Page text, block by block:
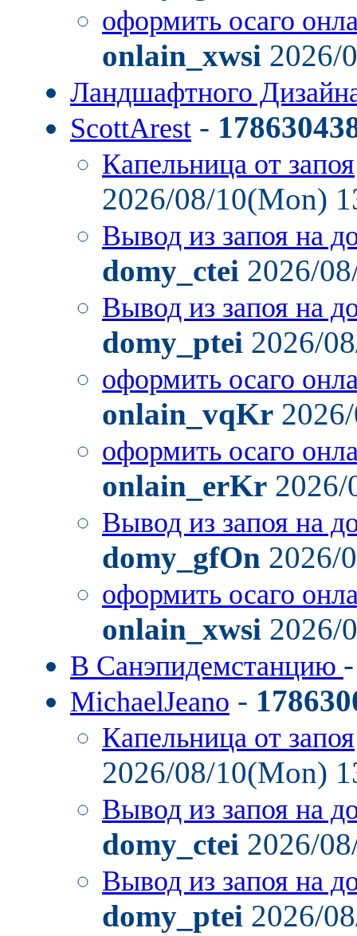
оформить осаго
onlain_xwsi 2026/
Ландшафтного
ScottArest -
Капельница от запоя
2026/08/10(Mon)
Вывод из запоя на
domy_ctei 2026/
Вывод из запоя на
domy_ptei 2026/
оформить осаго
onlain_vqKr
оформить осаго
onlain_erKr
Вывод из запоя на
domy_gfOn 2026/
оформить осаго
onlain_xwsi 2026/
В Санэпидемстанцию
MichaelJeano -
Капельница от запоя
2026/08/10(Mon)
Вывод из запоя на
domy_ctei 2026/
Вывод из запоя на
domy_ptei 2026/